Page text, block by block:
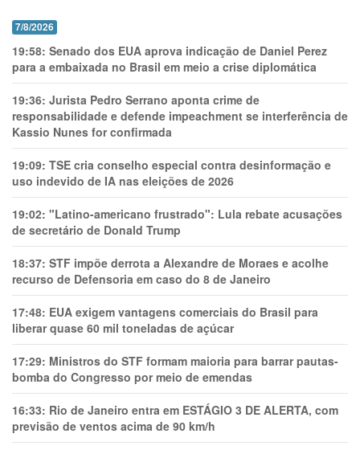
7/8/2026
19:58: Senado dos EUA aprova indicação de Daniel Perez
para a embaixada no Brasil em meio a crise diplomática
19:36: Jurista Pedro Serrano aponta crime de
responsabilidade e defende impeachment se interferência de
Kassio Nunes for confirmada
19:09: TSE cria conselho especial contra desinformação e
uso indevido de IA nas eleições de 2026
19:02: "Latino-americano frustrado": Lula rebate acusações
de secretário de Donald Trump
18:37: STF impõe derrota a Alexandre de Moraes e acolhe
recurso de Defensoria em caso do 8 de Janeiro
17:48: EUA exigem vantagens comerciais do Brasil para
liberar quase 60 mil toneladas de açúcar
17:29: Ministros do STF formam maioria para barrar pautas-
bomba do Congresso por meio de emendas
16:33: Rio de Janeiro entra em ESTÁGIO 3 DE ALERTA, com
previsão de ventos acima de 90 km/h